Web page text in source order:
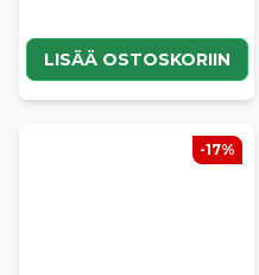
LISÄÄ OSTOSKORIIN
-17%